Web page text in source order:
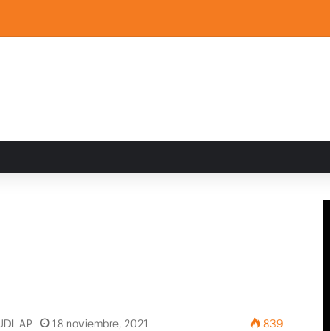
jugará el Mundial de Flag Football en Alemania
18 noviembre, 2021 839